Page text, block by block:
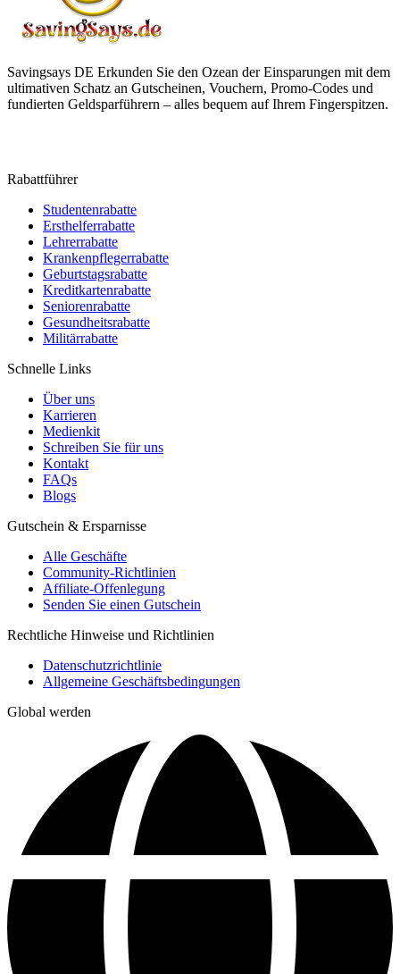
Savingsays DE Erkunden Sie den Ozean der Einsparungen mit dem
ultimativen Schatz an Gutscheinen, Vouchern, Promo-Codes und
fundierten Geldsparführern – alles bequem auf Ihrem Fingerspitzen.
Rabattführer
Studentenrabatte
Ersthelferrabatte
Lehrerrabatte
Krankenpflegerrabatte
Geburtstagsrabatte
Kreditkartenrabatte
Seniorenrabatte
Gesundheitsrabatte
Militärrabatte
Schnelle Links
Über uns
Karrieren
Medienkit
Schreiben Sie für uns
Kontakt
FAQs
Blogs
Gutschein & Ersparnisse
Alle Geschäfte
Community-Richtlinien
Affiliate-Offenlegung
Senden Sie einen Gutschein
Rechtliche Hinweise und Richtlinien
Datenschutzrichtlinie
Allgemeine Geschäftsbedingungen
Global werden